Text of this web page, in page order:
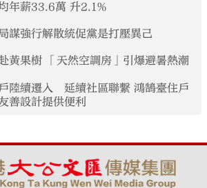
年薪33.6萬 升2.1%
謀強行解散統促黨是打壓異己
黃果樹 「天然空調房」引爆避暑熱潮
陸續遷入 延續社區聯繫 鴻鵠臺住戶
設計提供便利